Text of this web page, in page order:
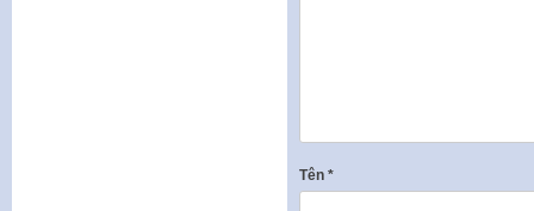
Tên *